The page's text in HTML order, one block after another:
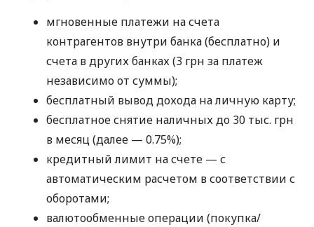
мгновенные платежи на счета
контрагентов внутри банка (бесплатно) и
счета в других банках (3 грн за платеж
независимо от суммы);
бесплатный вывод дохода на личную карту;
бесплатное снятие наличных до 30 тыс. грн
в месяц (далее — 0.75%);
кредитный лимит на счете — с
автоматическим расчетом в соответствии с
оборотами;
валютообменные операции (покупка/